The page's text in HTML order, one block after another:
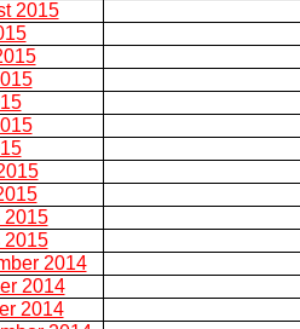
2015
2015
2015
2014
2014
2014